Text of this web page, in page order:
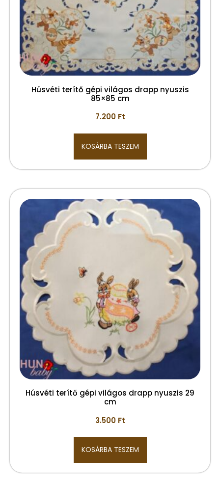
Húsvéti terítő gépi világos drapp nyuszis
85×85 cm
7.200 Ft
KOSÁRBA TESZEM
Húsvéti terítő gépi világos drapp nyuszis 29
cm
3.500 Ft
KOSÁRBA TESZEM